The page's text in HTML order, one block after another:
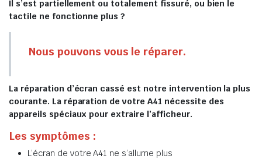
Il s’est partiellement ou totalement fissuré, ou bien le
tactile ne fonctionne plus ?
Nous pouvons vous le réparer.
La réparation d’écran cassé est notre intervention la plus
courante. La réparation de votre A41 nécessite des
appareils spéciaux pour extraire l’afficheur.
Les symptômes :
L’écran de votre A41 ne s’allume plus